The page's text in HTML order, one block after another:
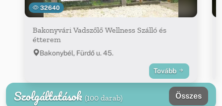
32640
Bakonyvári Vadszőlő Wellness Szálló és
étterem
Bakonybél, Fürdő u. 45.
Tovább
Szolgáltatások (100 darab) Összes